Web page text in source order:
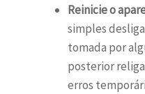
Reinicie o
simples
tomada por
posterior
erros